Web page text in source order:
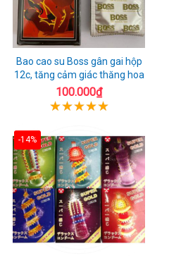
Bao cao su Boss gân gai hộp
12c, tăng cảm giác thăng hoa
100.000₫
-14%